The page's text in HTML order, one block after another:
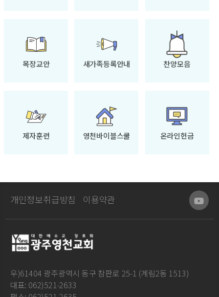
목장교안 새가족등록안내 찬양모음
제자훈련 영천바이블스쿨 온라인헌금
개인정보취급방침 이용약관
우)61404 광주광역시 동구 참판로 25-1 (계림2동 1513)
대표: 062)521-2633